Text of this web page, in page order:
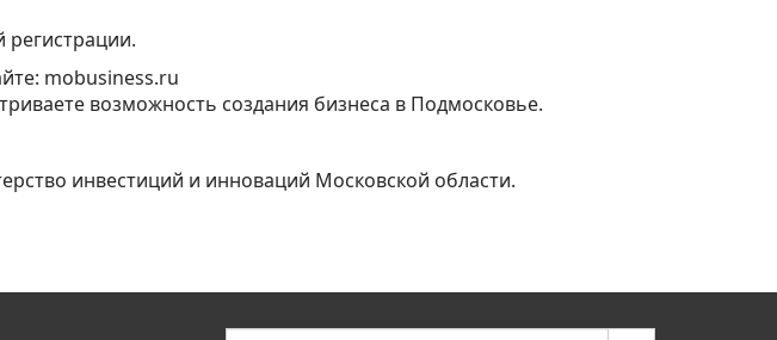
mobusiness.ru
возможность создания бизнеса в Подмосковье.
инвестиций и инноваций Московской области.